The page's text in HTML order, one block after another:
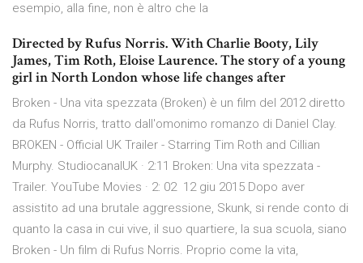
esempio, alla fine, non è altro che la
Directed by Rufus Norris. With Charlie Booty, Lily
James, Tim Roth, Eloise Laurence. The story of a young
girl in North London whose life changes after
Broken - Una vita spezzata (Broken) è un film del 2012 diretto
da Rufus Norris, tratto dall'omonimo romanzo di Daniel Clay.
BROKEN - Official UK Trailer - Starring Tim Roth and Cillian
Murphy. StudiocanalUK · 2:11 Broken: Una vita spezzata -
Trailer. YouTube Movies · 2: 02 12 giu 2015 Dopo aver
assistito ad una brutale aggressione, Skunk, si rende conto di
quanto la casa in cui vive, il suo quartiere, la sua scuola, siano
Broken - Un film di Rufus Norris. Proprio come la vita,